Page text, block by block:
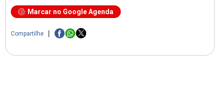
Marcar no Google Agenda
Compartilhe